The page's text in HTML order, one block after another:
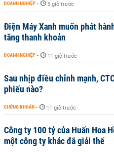
DOANH NGHIỆP - 5 giờ trước
Điện Máy Xanh muốn phát
tăng thanh khoản
DOANH NGHIỆP - 11 giờ trước
Sau nhịp điều chỉnh mạnh,
phiếu nào?
CHỨNG KHOÁN - 11 giờ trước
Công ty 100 tỷ của Huấn Hoa
một công ty khác đã giải thể